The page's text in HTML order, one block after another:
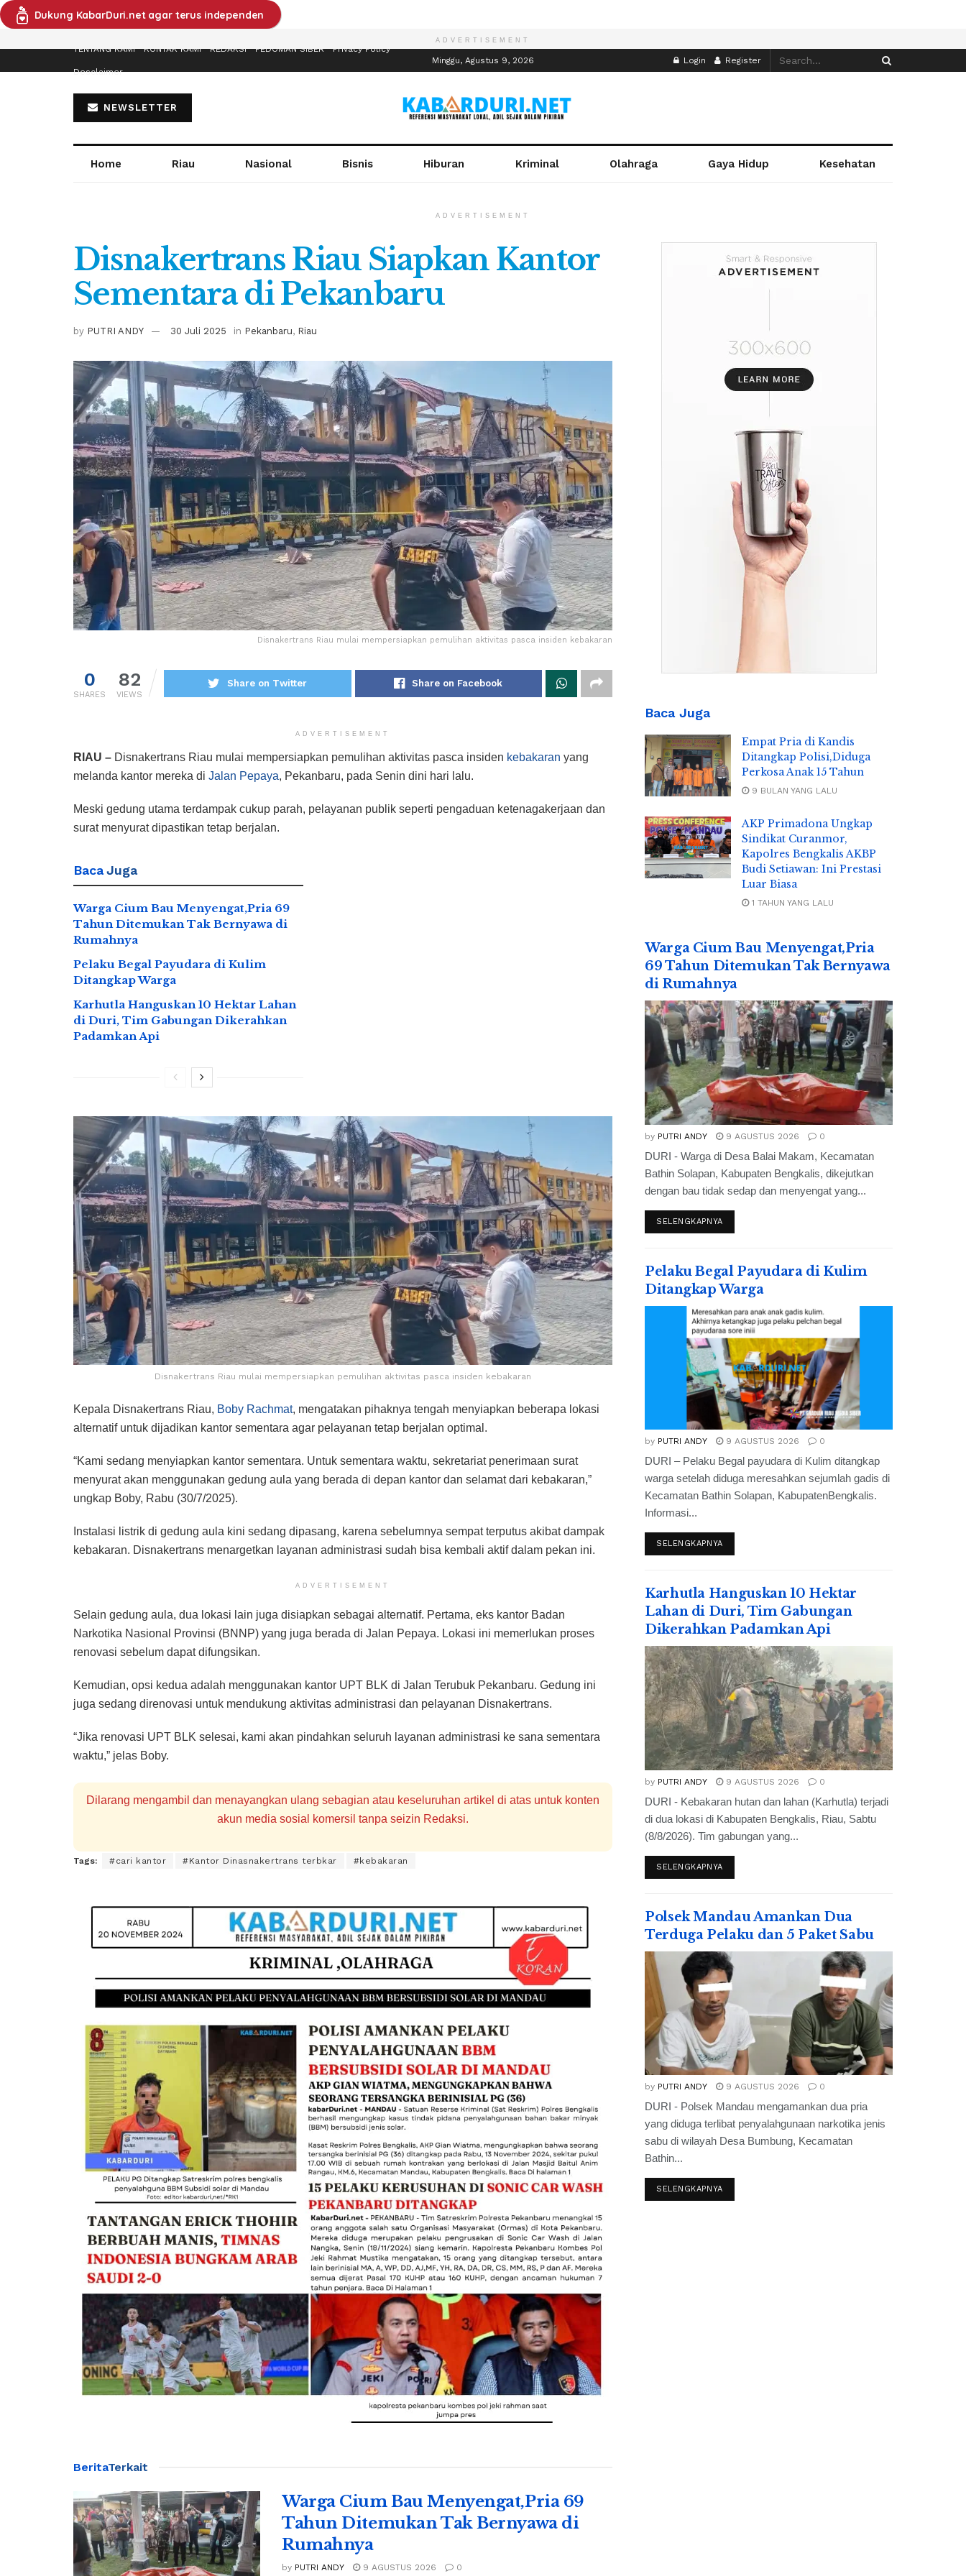
Dukung KabarDuri.net agar terus independen
ADVERTISEMENT
TENTANG KAMI KONTAK KAMI REDAKSI PEDOMAN SIBER Privacy Policy
Desclaimer
Minggu, Agustus 9, 2026 Login Register
NEWSLETTER
Home Riau Nasional Bisnis Hiburan Kriminal Olahraga Gaya Hidup Kesehatan
ADVERTISEMENT
Disnakertrans Riau Siapkan Kantor
Sementara di Pekanbaru
by PUTRI ANDY 30 Juli 2025 in Pekanbaru, Riau
Disnakertrans Riau mulai mempersiapkan pemulihan aktivitas pasca insiden kebakaran
0
SHARES
82
VIEWS
Share on Twitter Share on Facebook
ADVERTISEMENT
RIAU – Disnakertrans Riau mulai mempersiapkan pemulihan aktivitas pasca insiden kebakaran yang
melanda kantor mereka di Jalan Pepaya, Pekanbaru, pada Senin dini hari lalu.
Meski gedung utama terdampak cukup parah, pelayanan publik seperti pengaduan ketenagakerjaan dan
surat menyurat dipastikan tetap berjalan.
BacaJuga
Warga Cium Bau Menyengat,Pria 69
Tahun Ditemukan Tak Bernyawa di
Rumahnya
Pelaku Begal Payudara di Kulim
Ditangkap Warga
Karhutla Hanguskan 10 Hektar Lahan
di Duri, Tim Gabungan Dikerahkan
Padamkan Api
Disnakertrans Riau mulai mempersiapkan pemulihan aktivitas pasca insiden kebakaran
Kepala Disnakertrans Riau, Boby Rachmat, mengatakan pihaknya tengah menyiapkan beberapa lokasi
alternatif untuk dijadikan kantor sementara agar pelayanan tetap berjalan optimal.
“Kami sedang menyiapkan kantor sementara. Untuk sementara waktu, sekretariat penerimaan surat
menyurat akan menggunakan gedung aula yang berada di depan kantor dan selamat dari kebakaran,”
ungkap Boby, Rabu (30/7/2025).
Instalasi listrik di gedung aula kini sedang dipasang, karena sebelumnya sempat terputus akibat dampak
kebakaran. Disnakertrans menargetkan layanan administrasi sudah bisa kembali aktif dalam pekan ini.
ADVERTISEMENT
Selain gedung aula, dua lokasi lain juga disiapkan sebagai alternatif. Pertama, eks kantor Badan
Narkotika Nasional Provinsi (BNNP) yang juga berada di Jalan Pepaya. Lokasi ini memerlukan proses
renovasi sebelum dapat difungsikan.
Kemudian, opsi kedua adalah menggunakan kantor UPT BLK di Jalan Terubuk Pekanbaru. Gedung ini
juga sedang direnovasi untuk mendukung aktivitas administrasi dan pelayanan Disnakertrans.
“Jika renovasi UPT BLK selesai, kami akan pindahkan seluruh layanan administrasi ke sana sementara
waktu,” jelas Boby.
Dilarang mengambil dan menayangkan ulang sebagian atau keseluruhan artikel di atas untuk konten
akun media sosial komersil tanpa seizin Redaksi.
Tags: #cari kantor #Kantor Dinasnakertrans terbkar #kebakaran
BeritaTerkait
Warga Cium Bau Menyengat,Pria 69
Tahun Ditemukan Tak Bernyawa di
Rumahnya
by PUTRI ANDY 9 AGUSTUS 2026 0
Baca Juga
Empat Pria di Kandis
Ditangkap Polisi,Diduga
Perkosa Anak 15 Tahun
9 BULAN YANG LALU
AKP Primadona Ungkap
Sindikat Curanmor,
Kapolres Bengkalis AKBP
Budi Setiawan: Ini Prestasi
Luar Biasa
1 TAHUN YANG LALU
Warga Cium Bau Menyengat,Pria
69 Tahun Ditemukan Tak Bernyawa
di Rumahnya
by PUTRI ANDY 9 AGUSTUS 2026 0
DURI - Warga di Desa Balai Makam, Kecamatan
Bathin Solapan, Kabupaten Bengkalis, dikejutkan
dengan bau tidak sedap dan menyengat yang...
SELENGKAPNYA
Pelaku Begal Payudara di Kulim
Ditangkap Warga
by PUTRI ANDY 9 AGUSTUS 2026 0
DURI – Pelaku Begal payudara di Kulim ditangkap
warga setelah diduga meresahkan sejumlah gadis di
Kecamatan Bathin Solapan, KabupatenBengkalis.
Informasi...
SELENGKAPNYA
Karhutla Hanguskan 10 Hektar
Lahan di Duri, Tim Gabungan
Dikerahkan Padamkan Api
by PUTRI ANDY 9 AGUSTUS 2026 0
DURI - Kebakaran hutan dan lahan (Karhutla) terjadi
di dua lokasi di Kabupaten Bengkalis, Riau, Sabtu
(8/8/2026). Tim gabungan yang...
SELENGKAPNYA
Polsek Mandau Amankan Dua
Terduga Pelaku dan 5 Paket Sabu
by PUTRI ANDY 9 AGUSTUS 2026 0
DURI - Polsek Mandau mengamankan dua pria
yang diduga terlibat penyalahgunaan narkotika jenis
sabu di wilayah Desa Bumbung, Kecamatan
Bathin...
SELENGKAPNYA